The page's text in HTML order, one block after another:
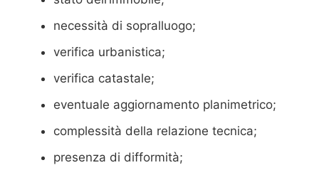
necessità di sopralluogo;
verifica urbanistica;
verifica catastale;
eventuale aggiornamento planimetrico;
complessità della relazione tecnica;
presenza di difformità;